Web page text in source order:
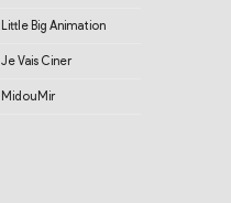
Little Big Animation
Je Vais Ciner
MidouMir